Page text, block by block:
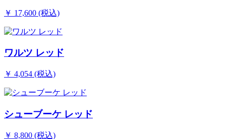
￥ 17,600 (税込)
ワルツ レッド
￥ 4,054 (税込)
シューブーケ レッド
￥ 8,800 (税込)